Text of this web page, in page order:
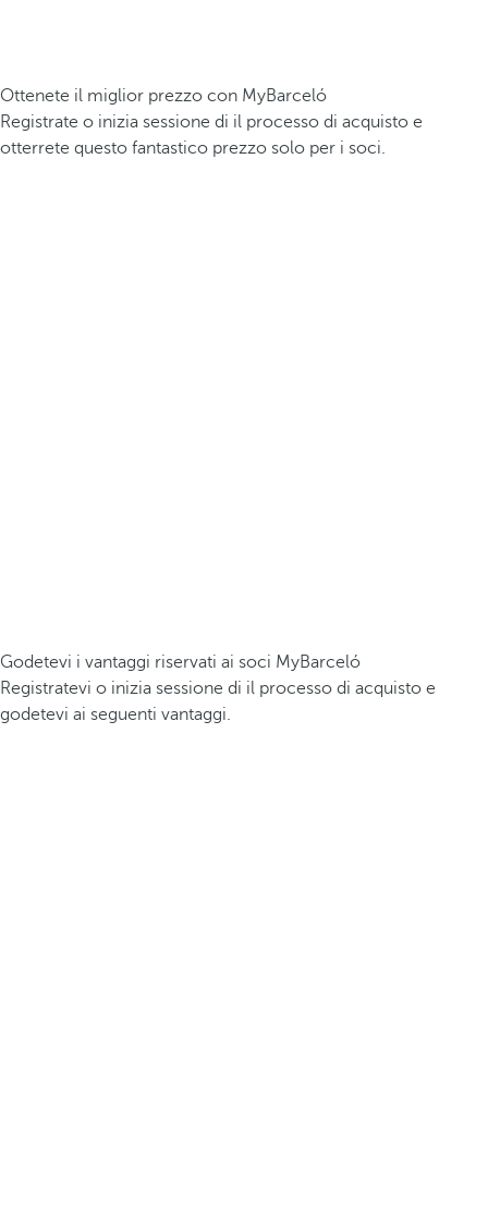
Ottenete il miglior prezzo con MyBarceló
Registrate o inizia sessione di il processo di acquisto e
otterrete questo fantastico prezzo solo per i soci.
Godetevi i vantaggi riservati ai soci MyBarceló
Registratevi o inizia sessione di il processo di acquisto e
godetevi ai seguenti vantaggi.